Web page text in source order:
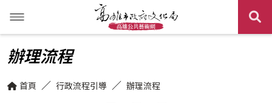
訊息專區
最新消息
公共藝術探索
辦理流程
首頁 行政流程引導 辦理流程